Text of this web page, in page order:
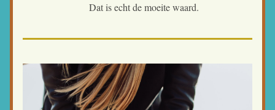
Dat is echt de moeite waard.